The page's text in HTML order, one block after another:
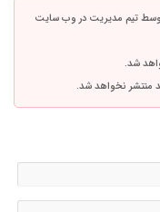
تیم مدیریت در وب سایت
شد.
منتشر نخواهد شد.